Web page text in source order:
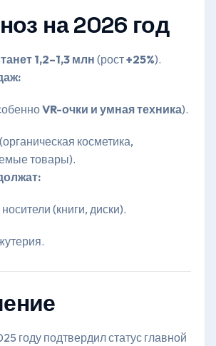
на 2026 год
1,2–1,3 млн (рост+25%).
VR-очки и умная техника).
косметика,
товары).
(книги, диски).
году подтвердил статус главной